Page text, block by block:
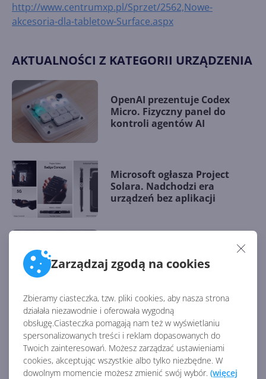
Zarządzaj zgodą na cookies
Zbieramy ciasteczka, tzw. pliki cookies, aby nasza strona
działała niezawodnie i oferowała wygodną
obsługę.Ciasteczka pomagają nam też w wyświetlaniu
spersonalizowanych treści i reklam dopasowanych do
Twoich zainteresowań. Możesz zarządzać ustawieniami
cookies, akceptując wszystkie albo tylko niezbędne. W
dowolnym momencie możesz zmienić swój wybór. (więcej
http://www.centrumxp.pl/Sprzet/2562,Nowe-
akcesoria-dla-tabletow-Surface.aspx
AKTUALNOŚCI Z KATEGORII URZĄDZENIA
OpenAI prezentuje Codex
Micro. Fizyczny panel do
kontroli agentów AI
Microsoft ogłasza Project
Solara. Nadchodzi era
urządzeń bez aplikacji
O ten klawisz była awantura.
Microsoft ustępuje i szykuje
aktualizację
Smartfon OpenAI nadchodzi?
Agent AI ma zdominować
system